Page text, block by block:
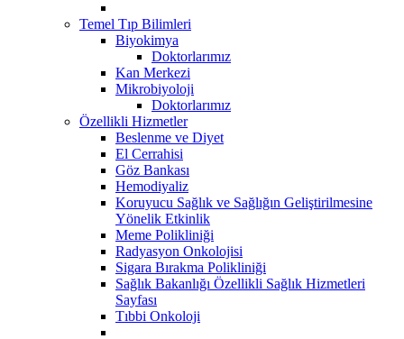
Temel Tıp Bilimleri
Biyokimya
Doktorlarımız
Kan Merkezi
Mikrobiyoloji
Doktorlarımız
Özellikli Hizmetler
Beslenme ve Diyet
El Cerrahisi
Göz Bankası
Hemodiyaliz
Koruyucu Sağlık ve Sağlığın Geliştirilmesine
Yönelik Etkinlik
Meme Polikliniği
Radyasyon Onkolojisi
Sigara Bırakma Polikliniği
Sağlık Bakanlığı Özellikli Sağlık Hizmetleri
Sayfası
Tıbbi Onkoloji